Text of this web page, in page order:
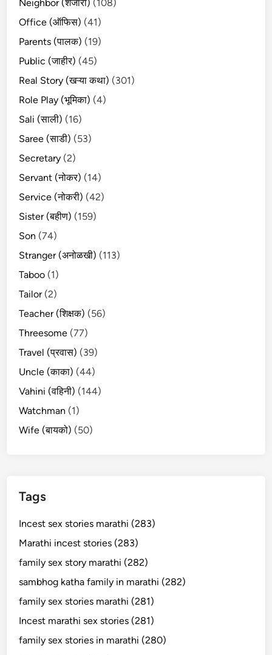
Neighbor (शेजारी) (108)
Office (ऑफिस) (41)
Parents (पालक) (19)
Public (जाहीर) (45)
Real Story (खऱ्या कथा) (301)
Role Play (भूमिका) (4)
Sali (साली) (16)
Saree (साडी) (53)
Secretary (2)
Servant (नोकर) (14)
Service (नोकरी) (42)
Sister (बहीण) (159)
Son (74)
Stranger (अनोळखी) (113)
Taboo (1)
Tailor(2)
Teacher (शिक्षक) (56)
Threesome (77)
Travel (प्रवास) (39)
Uncle (काका) (44)
Vahini (वहिनी) (144)
Watchman (1)
Wife (बायको) (50)
Tags
Incest sex stories marathi (283)
Marathi incest stories (283)
family sex story marathi (282)
sambhog katha family in marathi (282)
family sex stories marathi (281)
Incest marathi sex stories (281)
family sex stories in marathi (280)